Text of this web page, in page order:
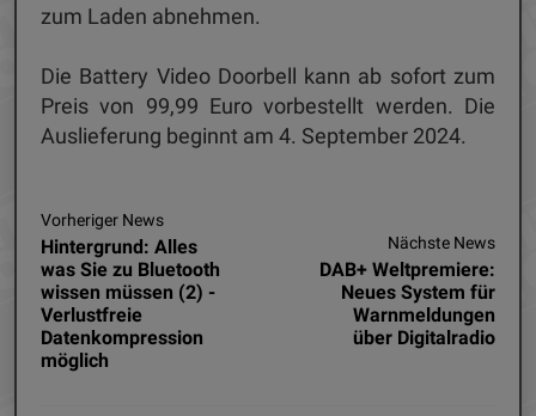
zum Laden abnehmen.
Die Battery Video Doorbell kann ab sofort zum
Preis von 99,99 Euro vorbestellt werden. Die
Auslieferung beginnt am 4. September 2024.
Vorheriger News
Hintergrund: Alles
was Sie zu Bluetooth
wissen müssen (2) -
Verlustfreie
Datenkompression
möglich
Nächste News
DAB+ Weltpremiere:
Neues System für
Warnmeldungen
über Digitalradio